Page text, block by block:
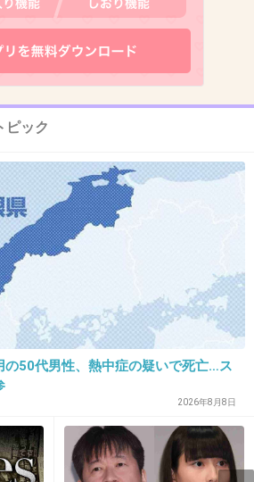
+11 -408
+1003 -4
ピック
の50代男性、熱中症の疑いで死亡…ス
2026年8月8日